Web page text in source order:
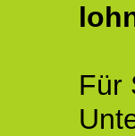
Für